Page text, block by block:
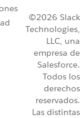
©2026 Slack
Technologies,
LLC, una
empresa de
Salesforce.
Todos los
derechos
reservados.
Las distintas